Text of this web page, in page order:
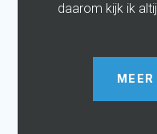
daarom kijk ik